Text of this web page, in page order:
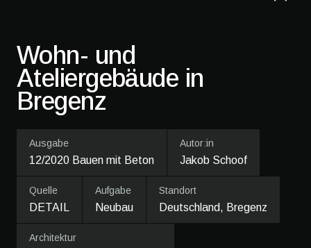
Wohn- und
Ateliergebäude in
Bregenz
Ausgabe
12/2020 Bauen mit Beton
Autor:in
Jakob Schoof
Quelle
DETAIL
Aufgabe
Neubau
Standort
Deutschland, Bregenz
Architektur